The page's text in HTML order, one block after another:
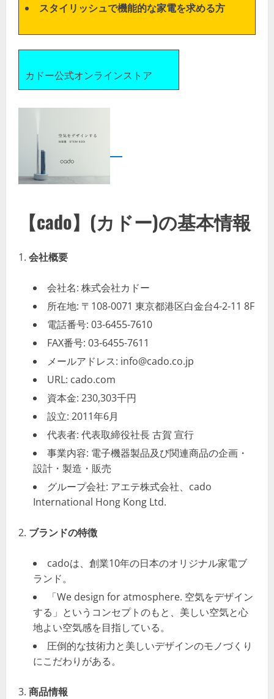
スタイリッシュで機能的な家電を求める方
カドー公式オンラインストア
【cado】(カドー)の基本情報
会社概要
会社名: 株式会社カドー
所在地: 〒108-0071 東京都港区白金台4-2-11 8F
電話番号: 03-6455-7610
FAX番号: 03-6455-7611
メールアドレス: info@cado.co.jp
URL: cado.com
資本金: 230,303千円
設立: 2011年6月
代表者: 代表取締役社長 古賀 宣行
事業内容: 電子機器製品及び関連商品の企画・
設計・製造・販売
グループ会社: アエテ株式会社、cado
International Hong Kong Ltd.
ブランドの特徴
cadoは、創業10年の日本のオリジナル家電ブ
ランド。
「We design for atmosphere. 空気をデザイン
する」というコンセプトのもと、美しい空気と心
地よい空気感を目指している。
圧倒的な技術力と美しいデザインのモノづくり
にこだわりがある。
商品情報